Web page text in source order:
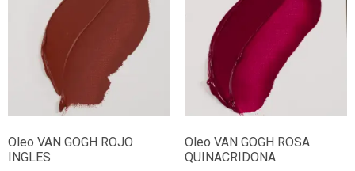
Oleo VAN GOGH ROJO
INGLES
Oleo VAN GOGH ROSA
QUINACRIDONA